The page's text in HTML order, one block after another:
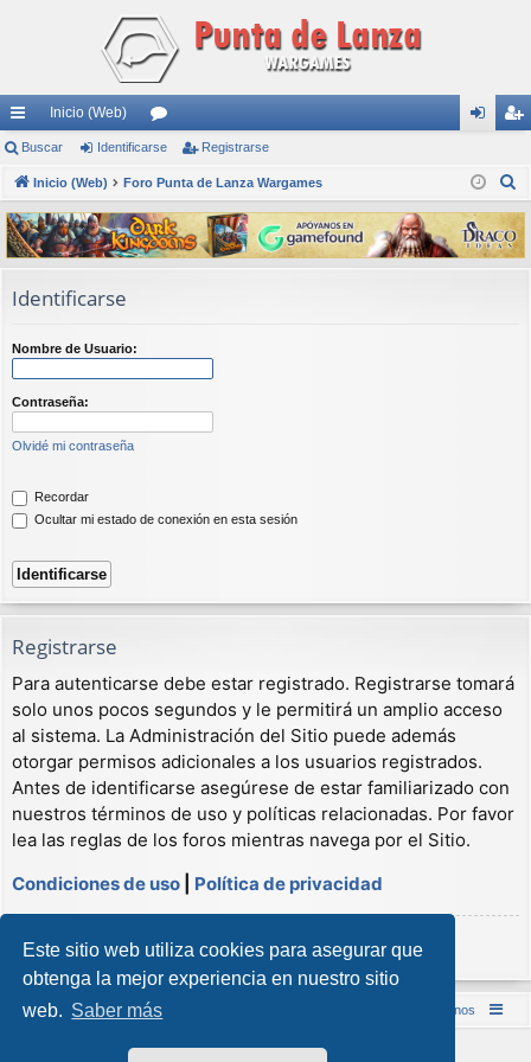
Este sitio web utiliza cookies para asegurar que
obtenga la mejor experiencia en nuestro sitio
web. Saber más
nl
ac
es
rá
pi
s
Inicio (Web)
or
os nti
fic
ar
ist
ra
rs
Buscar Identificarse Registrarse
Inicio (Web) Foro Punta de Lanza Wargames
s
c
Identificarse
Nombre de Usuario:
Contraseña:
Olvidé mi contraseña
Recordar
Ocultar mi estado de conexión en esta sesión
Registrarse
Para autenticarse debe estar registrado. Registrarse tomará
solo unos pocos segundos y le permitirá un amplio acceso
al sistema. La Administración del Sitio puede además
otorgar permisos adicionales a los usuarios registrados.
Antes de identificarse asegúrese de estar familiarizado con
nuestros términos de uso y políticas relacionadas. Por favor
lea las reglas de los foros mientras navega por el Sitio.
Condiciones de uso
Política de privacidad
Registrarse
Inicio (Web) Foro Punta de Lanza Wargames Contáctenos
Desarrollado porphpBB® Forum Software © phpBB Limited